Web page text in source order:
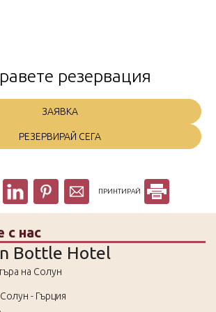
резервация
ЗАЯВКА
РЕЗЕРВИРАЙ СЕГА
ПРИНТИРАЙ
с нас
Bottle Hotel
на Солун
- Гърция